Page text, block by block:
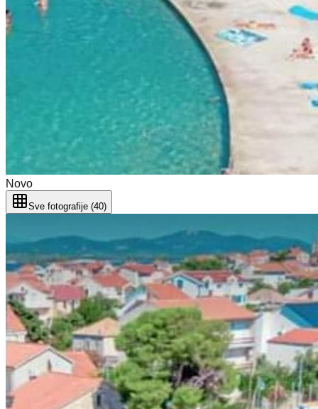
Novo
Sve fotografije (40)